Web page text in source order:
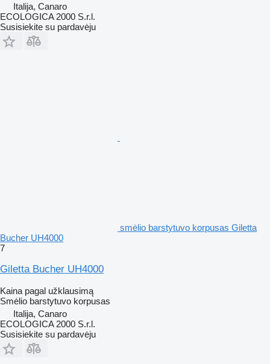
Italija, Canaro
ECOLOGICA 2000 S.r.l.
Susisiekite su pardavėju
smėlio barstytuvo korpusas Giletta
Bucher UH4000
7
Giletta Bucher UH4000
Kaina pagal užklausimą
Smėlio barstytuvo korpusas
Italija, Canaro
ECOLOGICA 2000 S.r.l.
Susisiekite su pardavėju